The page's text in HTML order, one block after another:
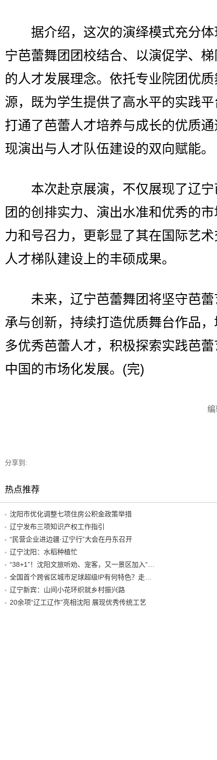
据介绍，这次的演绎模式充分体
宁芭蕾舞团团校结合、以演促学、
的人才发展理念。依托专业院团优
源，既为学生提供了高水平的实践
打通了芭蕾人才培养与成长的优质
现演出与人才队伍建设的双向赋能。
本次赴京展演，不仅展现了辽宁
团的创排实力、演出水准和优秀的
力和号召力，更彰显了其在国际艺
人才梯队建设上的丰硕成果。
未来，辽宁芭蕾舞团将坚守芭蕾
承与创新，持续打造优质舞台作品
多优秀芭蕾人才，积极探索实践芭
中国的市场化发展。(完)
分享到:
热点推荐
沈阳市优化调整七项住房公积金政策举措
辽宁发布三项知识产权工作指引
“民营企业进边疆·辽宁行”大会在丹东召开
辽宁沈阳：水稻种植忙
辽宁新宾：山间小花环织就乡村振兴路
20余项“辽工辽作”亮相沈阳 展现优秀传统工艺